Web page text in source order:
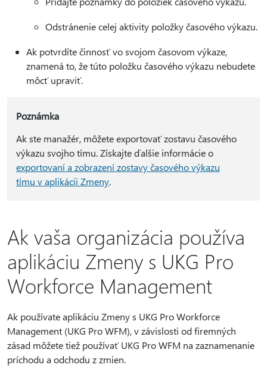
Odstránenie celej aktivity položky časového výkazu.
Ak potvrdíte činnosť vo svojom časovom výkaze,
znamená to, že túto položku časového výkazu nebudete
môcť upraviť.
Poznámka
Ak ste manažér, môžete exportovať zostavu časového
výkazu svojho tímu. Získajte ďalšie informácie o
exportovaní a zobrazení zostavy časového výkazu
tímu v aplikácii Zmeny.
Ak vaša organizácia používa
aplikáciu Zmeny s UKG Pro
Workforce Management
Ak používate aplikáciu Zmeny s UKG Pro Workforce
Management (UKG Pro WFM), v závislosti od firemných
zásad môžete tiež používať UKG Pro WFM na zaznamenanie
príchodu a odchodu z zmien.